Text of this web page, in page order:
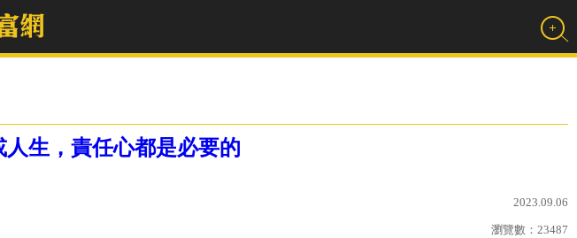
生，責任心都是必要的
2023.09.06
瀏覽數： 23487